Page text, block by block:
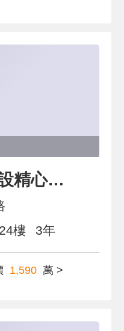
知名建商玄泰建設精心打造【玄泰V1】格局正有露台
樓 3年
1,590 萬 >